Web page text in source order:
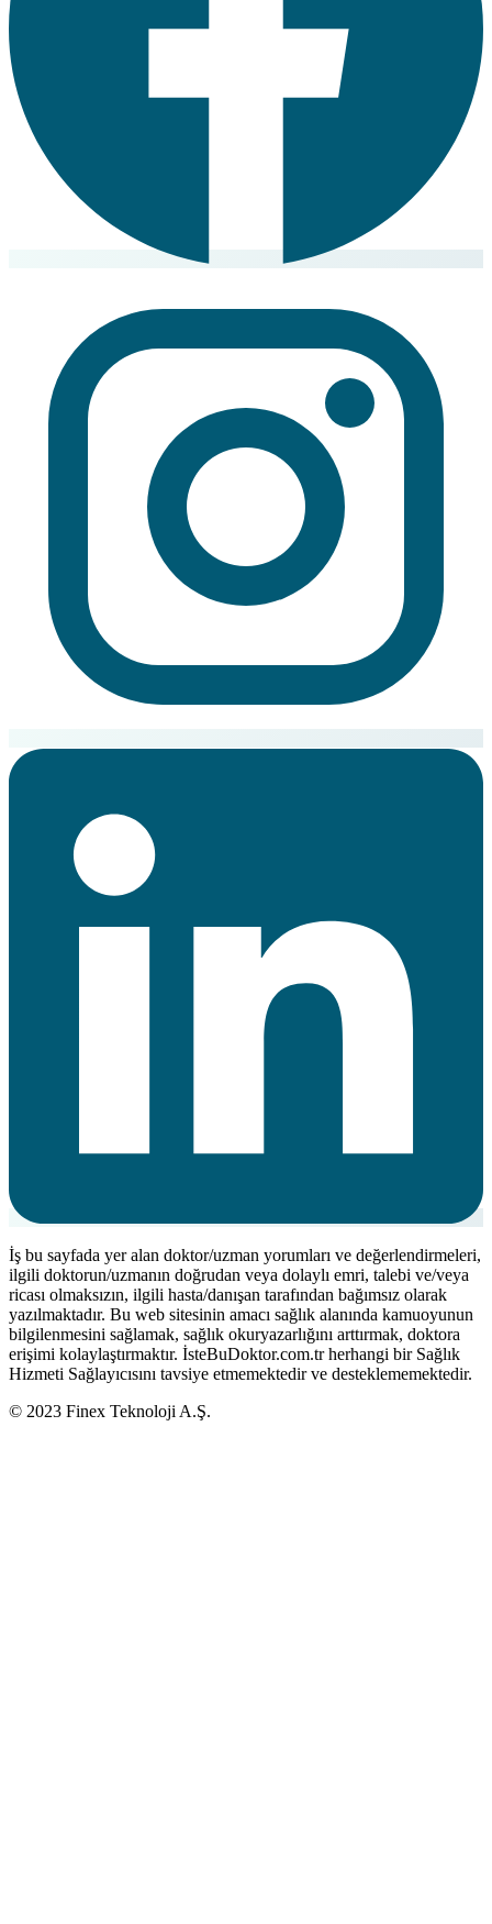
İş bu sayfada yer alan doktor/uzman yorumları ve değerlendirmeleri,
ilgili doktorun/uzmanın doğrudan veya dolaylı emri, talebi ve/veya
ricası olmaksızın, ilgili hasta/danışan tarafından bağımsız olarak
yazılmaktadır. Bu web sitesinin amacı sağlık alanında kamuoyunun
bilgilenmesini sağlamak, sağlık okuryazarlığını arttırmak, doktora
erişimi kolaylaştırmaktır. İsteBuDoktor.com.tr herhangi bir Sağlık
Hizmeti Sağlayıcısını tavsiye etmemektedir ve desteklememektedir.
© 2023 Finex Teknoloji A.Ş.